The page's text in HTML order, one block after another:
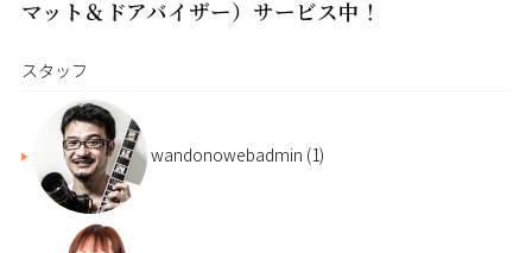
マット＆ドアバイザー）サービス中！
スタッフ
wandonowebadmin (1)